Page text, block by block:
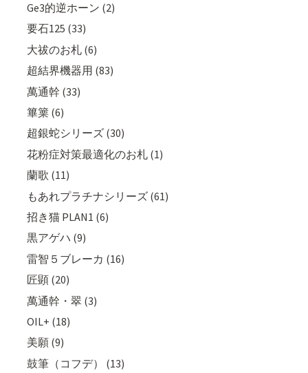
Ge3的逆ホーン (2)
要石125 (33)
大祓のお札 (6)
超結界機器用 (83)
萬通幹 (33)
篳篥 (6)
超銀蛇シリーズ (30)
花粉症対策最適化のお札 (1)
蘭歌 (11)
もあれプラチナシリーズ (61)
招き猫 PLAN1 (6)
黒アゲハ (9)
雷智５ブレーカ (16)
匠顕 (20)
萬通幹・翠 (3)
OIL+ (18)
美願 (9)
鼓筆（コフデ） (13)